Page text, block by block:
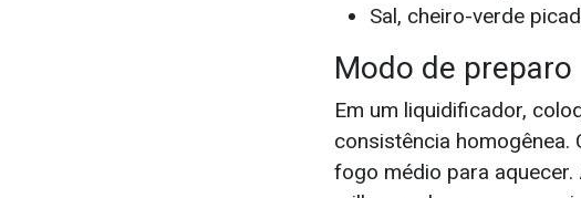
Sal, cheiro-verde
Modo de preparo
Em um liquidificador,
consistência homogênea.
fogo médio para